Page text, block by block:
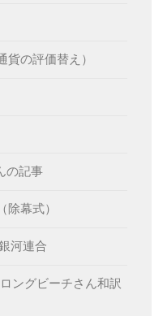
貨の評価替え）
の記事
除幕式）
河連合
ングビーチさん和訳